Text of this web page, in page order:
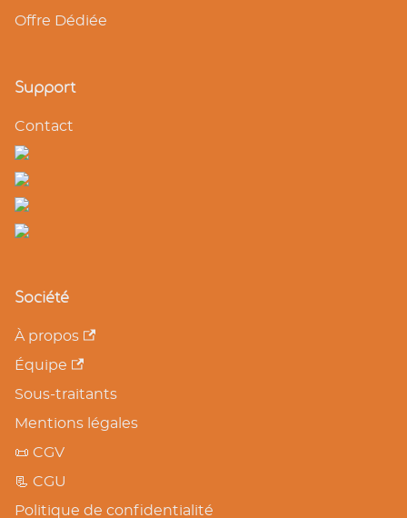
Offre Dédiée
Support
Contact
Société
À propos
Équipe
Sous-traitants
Mentions légales
📜 CGV
📃 CGU
Politique de confidentialité